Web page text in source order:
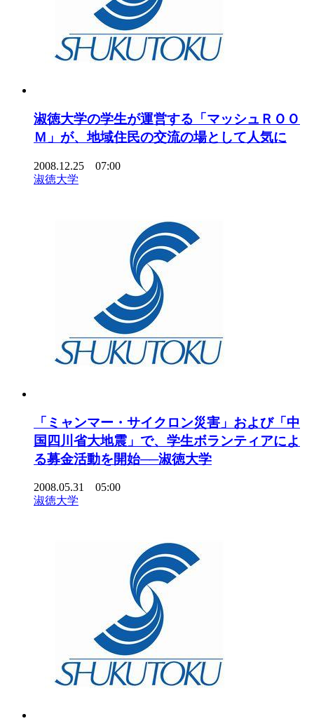
淑徳大学の学生が運営する「マッシュＲＯＯ
Ｍ」が、地域住民の交流の場として人気に
2008.12.25 07:00
淑徳大学
「ミャンマー・サイクロン災害」および「中
国四川省大地震」で、学生ボランティアによ
る募金活動を開始──淑徳大学
2008.05.31 05:00
淑徳大学